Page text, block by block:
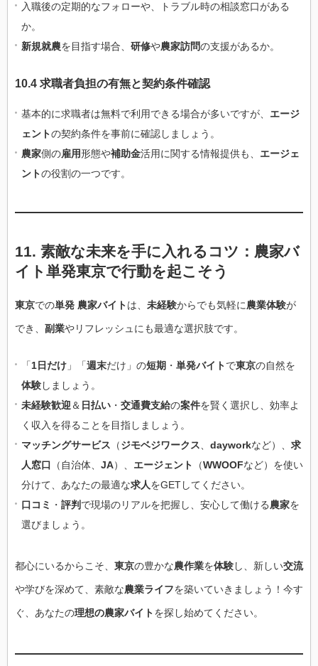
入職後の定期的なフォローや、トラブル時の相談窓口がある
か。
新規就農を目指す場合、 研修や農家訪問の支援があるか。
10.4 求職者負担の有無と契約条件確認
基本的に求職者は無料で利用できる場合が多いですが、 エージ
ェントの契約条件を事前に確認しましょう。
農家側の雇用形態や補助金活用に関する情報提供も、 エージェ
ントの役割の一つです。
11. 素敵な未来を手に入れるコツ：農家バ
イト単発東京で行動を起こそう
東京での単発 農家バイトは、 未経験からでも気軽に農業体験が
でき、 副業やリフレッシュにも最適な選択肢です。
「1日だけ 」「週末だけ」の短期 ・ 単発バイトで東京の自然を
体験しましょう。
未経験歓迎 ＆ 日払い ・ 交通費支給の案件を賢く選択し、効率よ
く収入を得ることを目指しましょう。
マッチングサービス （ジモベジワークス dayworkなど）、 求
人窓口
（自治体、 JA）、 エージェント （WWOOFなど）を使い
分けて、あなたの最適な求人をGETしてください。
口コミ
・ 評判 で現場のリアルを把握し、安心して働ける農家を
選びましょう。
都心にいるからこそ、 東京の豊かな農作業を体験し、新しい交流
や学びを深めて、素敵な農業ライフを築いていきましょう！今す
ぐ、あなたの理想の農家バイトを探し始めてください。